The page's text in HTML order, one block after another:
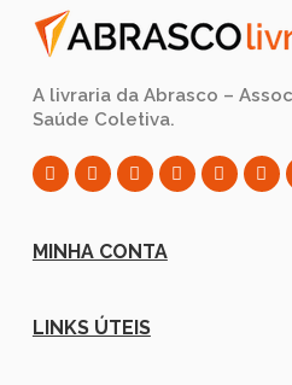
A livraria da Abrasco –
Saúde Coletiva.
MINHA CONTA
LINKS ÚTEIS